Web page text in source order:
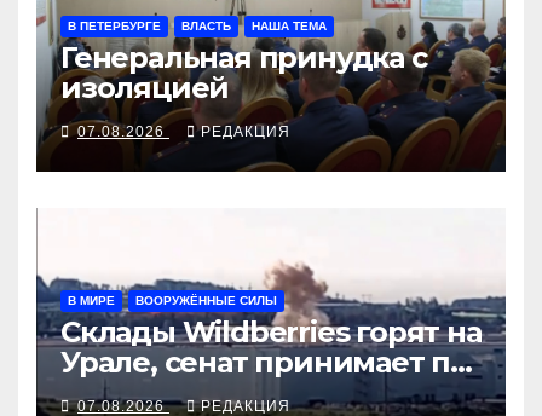
В ПЕТЕРБУРГЕ ВЛАСТЬ НАША ТЕМА
Генеральная принудка с
изоляцией
07.08.2026 РЕДАКЦИЯ
В МИРЕ ВООРУЖЁННЫЕ СИЛЫ
Склады Wildberries горят на
Урале, сенат принимает по
Грэму закон
07.08.2026 РЕДАКЦИЯ